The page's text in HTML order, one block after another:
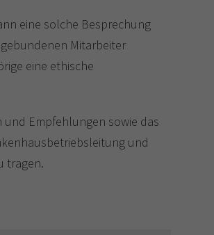
eine solche Besprechung
Mitarbeiter
eine ethische
Empfehlungen sowie das
und
tragen.